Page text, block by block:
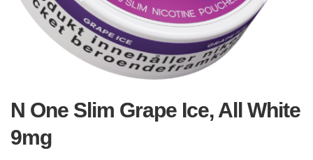
N One Slim Grape Ice, All White
9mg